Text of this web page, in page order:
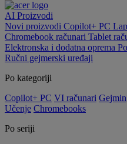
AI Proizvodi
Novi proizvodi Copilot+ PC
Chromebook računari Tablet
Elektronska i dodatna oprema
Ručni gejmerski uređaji
Po kategoriji
Copilot+ PC VI računari
Učenje Chromebooks
Po seriji